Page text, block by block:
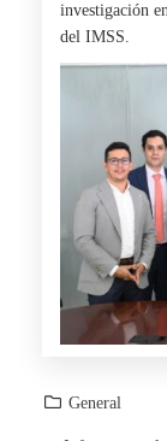
investigación
del IMSS.
General